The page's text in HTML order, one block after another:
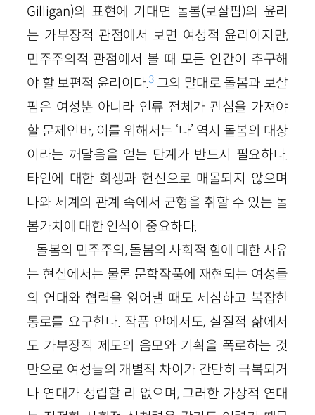
Gilligan)의 표현에 기대면 돌봄(보살핌)의 윤리
는 가부장적 관점에서 보면 여성적 윤리이지만,
민주주의적 관점에서 볼 때 모든 인간이 추구해
야 할 보편적 윤리이다.3그의 말대로 돌봄과 보살
핌은 여성뿐 아니라 인류 전체가 관심을 가져야
할 문제인바, 이를 위해서는 ‘나’ 역시 돌봄의 대상
이라는 깨달음을 얻는 단계가 반드시 필요하다.
타인에 대한 희생과 헌신으로 매몰되지 않으며
나와 세계의 관계 속에서 균형을 취할 수 있는 돌
봄가치에 대한 인식이 중요하다.
돌봄의 민주주의, 돌봄의 사회적 힘에 대한 사유
는 현실에서는 물론 문학작품에 재현되는 여성들
의 연대와 협력을 읽어낼 때도 세심하고 복잡한
통로를 요구한다. 작품 안에서도, 실질적 삶에서
도 가부장적 제도의 음모와 기획을 폭로하는 것
만으로 여성들의 개별적 차이가 간단히 극복되거
나 연대가 성립할 리 없으며, 그러한 가상적 연대